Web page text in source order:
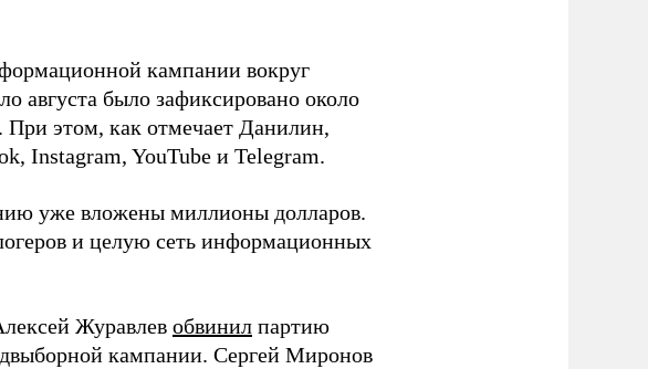
кампании вокруг
августа было зафиксировано около
этом, как отмечает Данилин,
Instagram, YouTube и Telegram.
уже вложены миллионы долларов.
и целую сеть информационных
Журавлев обвинил партию
кампании. Сергей Миронов